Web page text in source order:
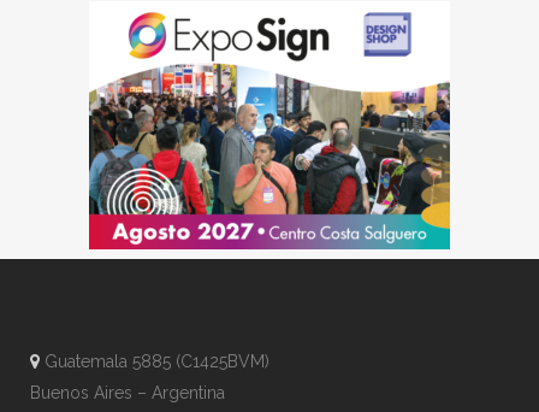
Guatemala 5885 (C1425BVM)
Buenos Aires – Argentina